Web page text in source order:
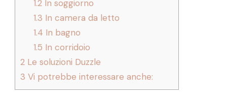
1.2In soggiorno
1.3 In camera da letto
1.4 In bagno
1.5 In corridoio
2 Le soluzioni Duzzle
3 Vi potrebbe interessare anche: